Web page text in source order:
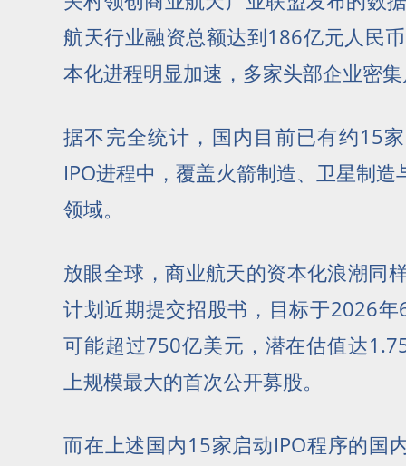
航天行业融资总额达到186亿元人民
本化进程明显加速，多家头部企业密
据不完全统计，国内目前已有约15
IPO进程中，覆盖火箭制造、卫星制
领域。
放眼全球，商业航天的资本化浪潮同
计划近期提交招股书，目标于2026
可能超过750亿美元，潜在估值达
上规模最大的首次公开募股。
而在上述国内15家启动IPO程序的国